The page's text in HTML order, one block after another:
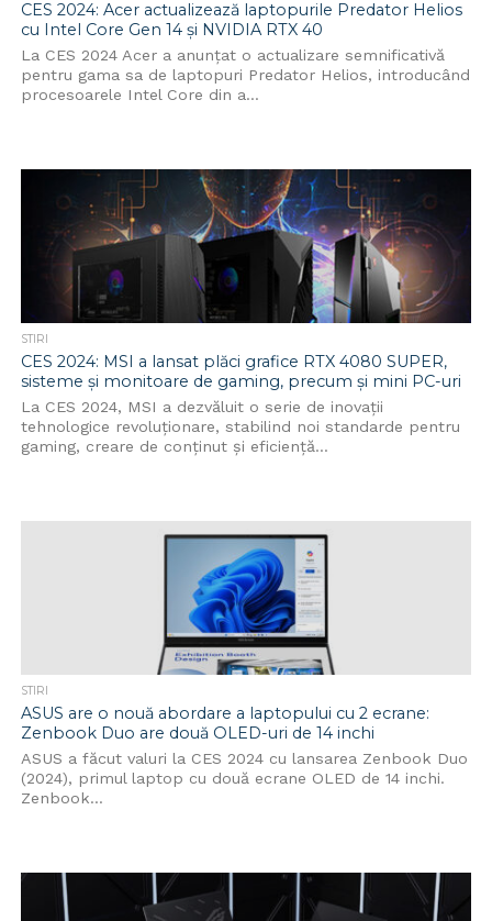
CES 2024: Acer actualizează laptopurile Predator Helios
cu Intel Core Gen 14 și NVIDIA RTX 40
La CES 2024 Acer a anunțat o actualizare semnificativă
pentru gama sa de laptopuri Predator Helios, introducând
procesoarele Intel Core din a...
STIRI
CES 2024: MSI a lansat plăci grafice RTX 4080 SUPER,
sisteme și monitoare de gaming, precum și mini PC-uri
La CES 2024, MSI a dezvăluit o serie de inovații
tehnologice revoluționare, stabilind noi standarde pentru
gaming, creare de conținut și eficiență...
STIRI
ASUS are o nouă abordare a laptopului cu 2 ecrane:
Zenbook Duo are două OLED-uri de 14 inchi
ASUS a făcut valuri la CES 2024 cu lansarea Zenbook Duo
(2024), primul laptop cu două ecrane OLED de 14 inchi.
Zenbook...